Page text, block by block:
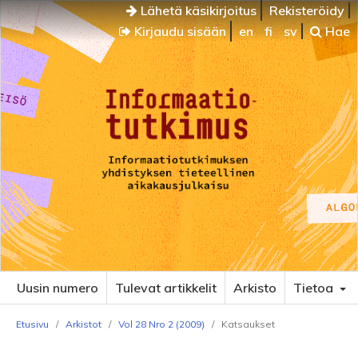
Lähetä käsikirjoitus
Rekisteröidy
Kirjaudu sisään
en fi sv Hae
Uusin numero Tulevat artikkelit Arkisto Tietoa
Etusivu / Arkistot / Vol 28 Nro 2 (2009) / Katsaukset